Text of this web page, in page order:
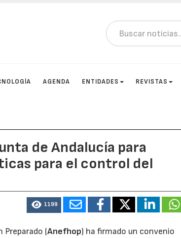
AGENDA ENTIDADES REVISTAS
de Andalucía para
para el control del
1199
Preparado (Anefhop) ha firmado un convenio